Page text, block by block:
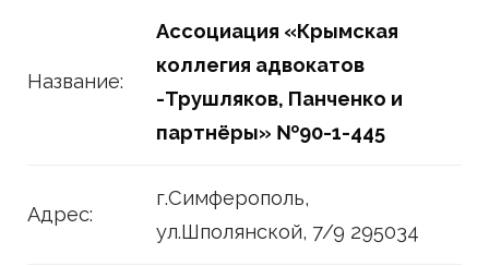
Название:
Ассоциация «Крымская
коллегия адвокатов
-Трушляков, Панченко и
партнёры» №90-1-445
Адрес:
г.Симферополь,
ул.Шполянской, 7/9 295034